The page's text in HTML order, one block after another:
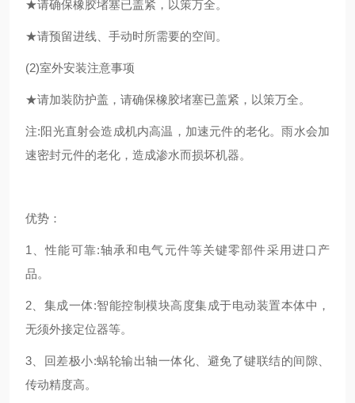
★请确保橡胶堵塞已盖紧，以策万全。
★请预留进线、手动时所需要的空间。
(2)室外安装注意事项
★请加装防护盖，请确保橡胶堵塞已盖紧，以策万全。
注:阳光直射会造成机内高温，加速元件的老化。雨水会加
速密封元件的老化，造成渗水而损坏机器。
优势：
1、性能可靠:轴承和电气元件等关键零部件采用进口产
品。
2、集成一体:智能控制模块高度集成于电动装置本体中，
无须外接定位器等。
3、回差极小:蜗轮输出轴一体化、避免了键联结的间隙、
传动精度高。